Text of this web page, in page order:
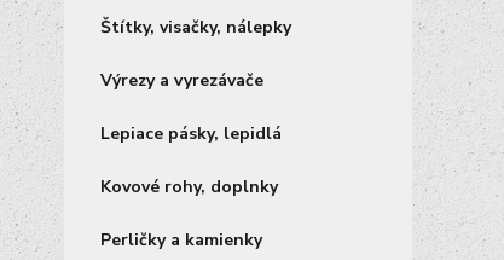
Štítky, visačky, nálepky
Výrezy a vyrezávače
Lepiace pásky, lepidlá
Kovové rohy, doplnky
Perličky a kamienky